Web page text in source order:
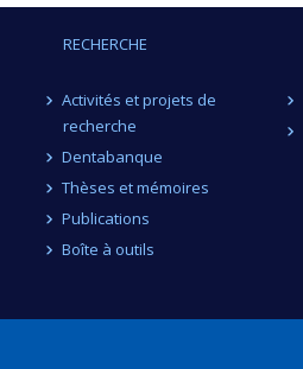
RECHERCHE
Activités et projets de
recherche
Dentabanque
Thèses et mémoires
Publications
Boîte à outils